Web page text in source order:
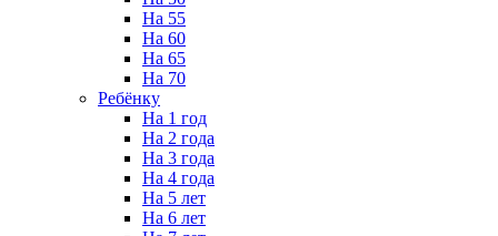
На 55
На 60
На 65
На 70
Ребёнку
На 1 год
На 2 года
На 3 года
На 4 года
На 5 лет
На 6 лет